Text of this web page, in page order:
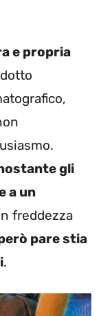
e propria
gli
a un
freddezza
pare stia
.